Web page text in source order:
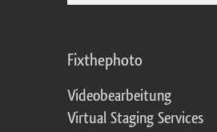
Fixthephoto
Videobearbeitung
Virtual Staging Services